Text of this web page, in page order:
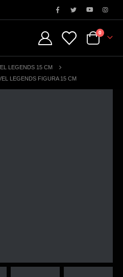
0
LEGENDS 15 CM
LEGENDS FIGURA 15 CM